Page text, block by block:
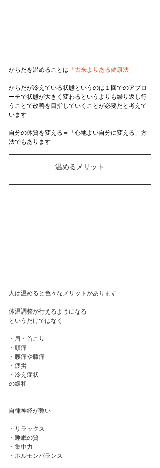
からだを温めることは 「古来よりある健康法」
からだが冷えている状態というのは１回でのアプロ
ーチで状態が大きく変わるというよりも繰り返し行
うことで改善を目指していくことが必要だと考えて
います
自分の体質を変える＝「心地よい自分に変える」方
法でもあります
温めるメリット
人は温めると色々なメリットがあります
体温調整が行えるようになる
というだけではなく
・肩・首こり
・頭痛
・腰痛や膝痛
・疲労
・冷え症状
の緩和
自律神経が整い
・リラックス
・睡眠の質
・集中力
・ホルモンバランス